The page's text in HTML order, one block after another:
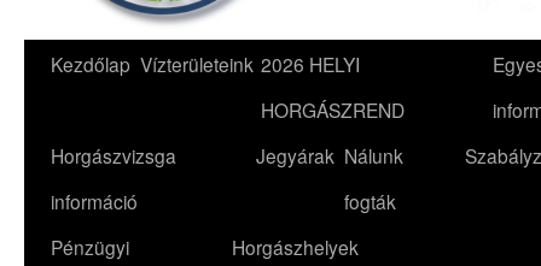
Kilépés
tartalomba
Kezdőlap Vízterületeink 2026 HELYI
HORGÁSZREND
Horgászvizsga
információ
Jegyárak Nálunk
fogták
Pénzügyi
Horgászhelyek